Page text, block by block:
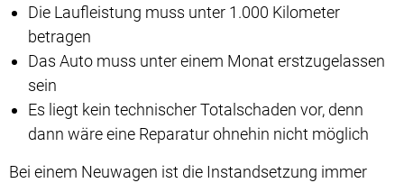
Die Laufleistung muss unter 1.000 Kilometer
betragen
Das Auto muss unter einem Monat erstzugelassen
sein
Es liegt kein technischer Totalschaden vor, denn
dann wäre eine Reparatur ohnehin nicht möglich
Bei einem Neuwagen ist die Instandsetzung immer